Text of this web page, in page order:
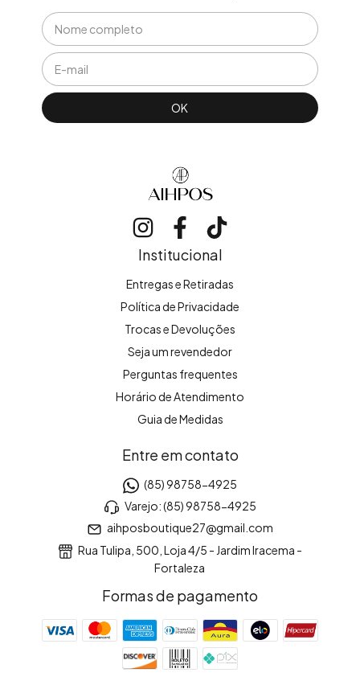
Institucional
Entregas e Retiradas
Política de Privacidade
Trocas e Devoluções
Seja um revendedor
Perguntas frequentes
Horário de Atendimento
Guia de Medidas
Entre em contato
(85) 98758-4925
Varejo: (85) 98758-4925
aihposboutique27@gmail.com
Rua Tulipa, 500, Loja 4/5 - Jardim Iracema -
Fortaleza
Formas de pagamento